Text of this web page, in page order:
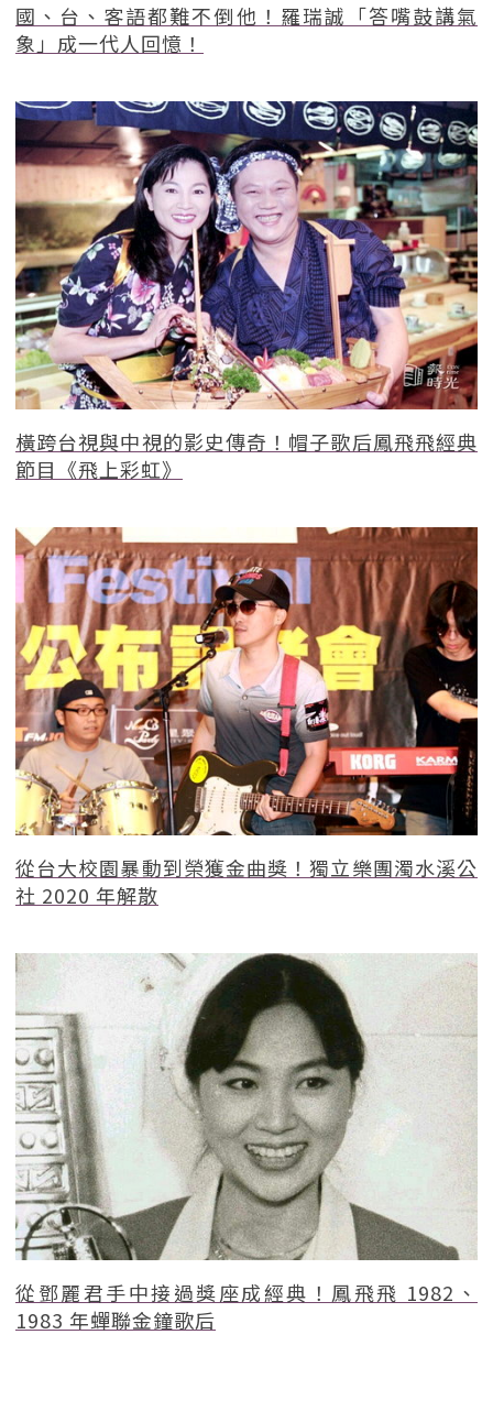
國、台、客語都難不倒他！羅瑞誠「答嘴鼓講氣
象」成一代人回憶！
橫跨台視與中視的影史傳奇！帽子歌后鳳飛飛經典
節目《飛上彩虹》
從台大校園暴動到榮獲金曲獎！獨立樂團濁水溪公
社 2020 年解散
從鄧麗君手中接過獎座成經典！鳳飛飛 1982、
1983 年蟬聯金鐘歌后